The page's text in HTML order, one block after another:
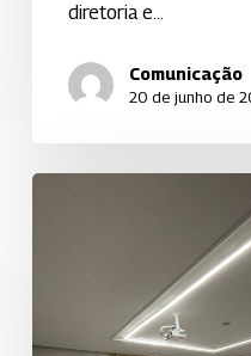
diretoria e…
Comunicação
20 de junho de
Uniodonto
Esclarecimentos